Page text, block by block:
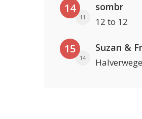
14
11
sombr
12 to 12
15
14
Suzan &
Halverwege